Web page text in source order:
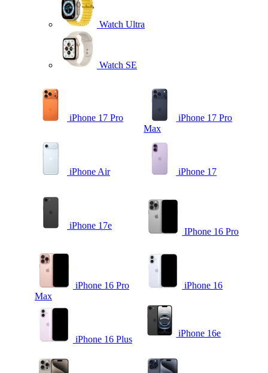
Watch Ultra
Watch SE
iPhone 17 Pro
iPhone 17 Pro
Max
iPhone Air iPhone 17
iPhone 17e
IPhone 16 Pro
iPhone 16 Pro
Max
iPhone 16
iPhone 16 Plus
iPhone 16e